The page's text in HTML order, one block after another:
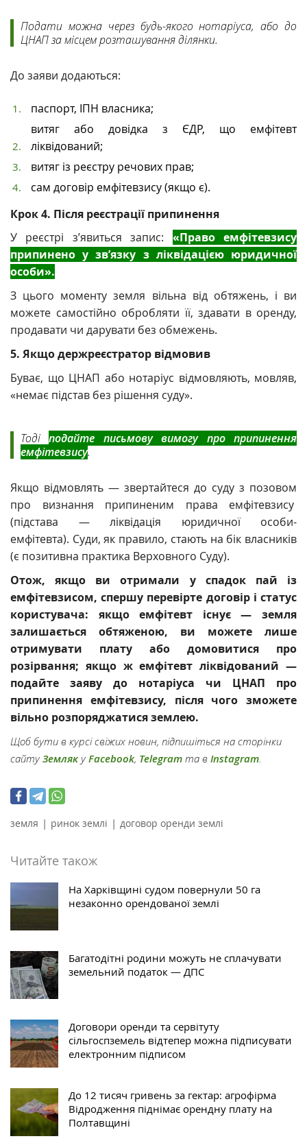
Подати можна через будь-якого нотаріуса, абодо
ЦНАП за місцем розташування ділянки.
До заяви додаються:
паспорт, ІПН власника;
витяг або довідка з ЄДР, що емфітевт
ліквідований;
витяг із реєстру речових прав;
сам договір емфітевзису (якщо є).
Крок 4. Після реєстрації припинення
У реєстрі з’явиться запис: «Право емфітевзису
припинено у зв’язку з ліквідацією юридичної
особи».
З цього моменту земля вільна від обтяжень, і ви
можете самостійно обробляти її, здавати в оренду,
продавати чи дарувати без обмежень.
5. Якщо держреєстратор відмовив
Буває, що ЦНАП або нотаріус відмовляють, мовляв,
«немає підстав без рішення суду».
Тодіподайте письмову вимогу про припинення
емфітевзису.
Якщо відмовлять — звертайтеся до суду з позовом
про визнання припиненим права емфітевзису
(підстава — ліквідація юридичної особи-
емфітевта). Суди, як правило, стають на бік власників
(є позитивна практика Верховного Суду).
Отож, якщо ви отримали у спадок пай із
емфітевзисом, спершу перевірте договір і статус
користувача: якщо емфітевт існує — земля
залишається обтяженою, ви можете лише
отримувати плату або домовитися про
розірвання; якщо ж емфітевт ліквідований —
подайте заяву до нотаріуса чи ЦНАП про
припинення емфітевзису, після чого зможете
вільно розпоряджатися землею.
Щоб бути в курсі свіжих новин, підпишіться на сторінки
сайтуЗемлякуFacebook, Telegram та в Instagram.
земля | ринок землі | договор оренди землі
Читайте також
На Харківщині судом повернули 50 га
незаконно орендованої землі
Багатодітні родини можуть не сплачувати
земельний податок — ДПС
Договори оренди та сервітуту
сільгоспземель відтепер можна підписувати
електронним підписом
До 12 тисяч гривень за гектар: агрофірма
Відродження піднімає орендну плату на
Полтавщині